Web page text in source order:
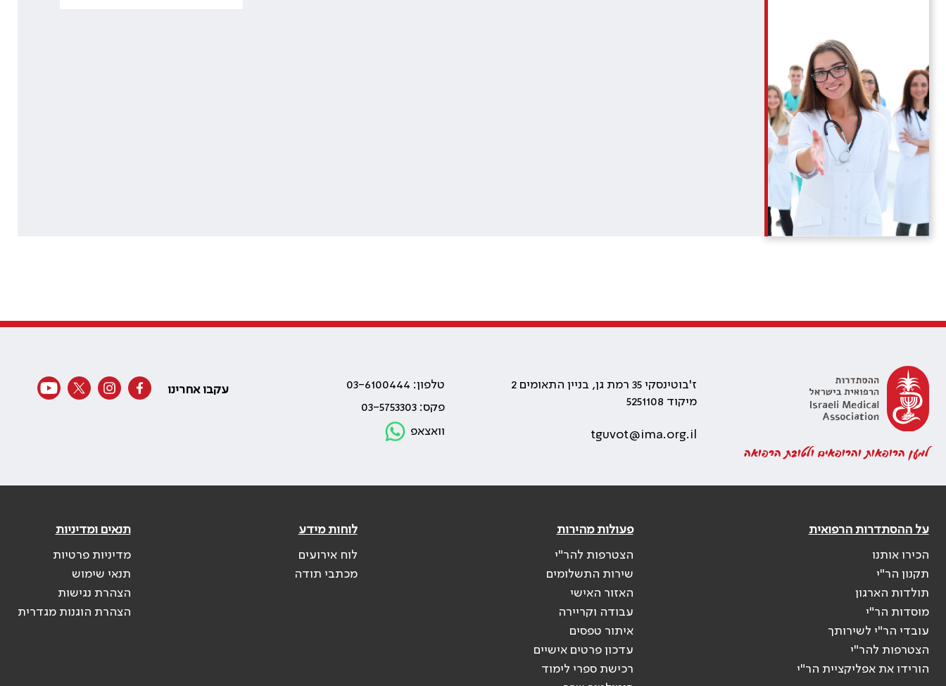
למען הרופאות והרופאים ולטובת הרפואה
ז'בוטינסקי 35 רמת גן, בניין התאומים 2
מיקוד 5251108
tguvot@ima.org.il
טלפון: 03-6100444
פקס: 03-5753303
וואצאפ
עקבו אחרינו
על ההסתדרות הרפואית
הכירו אותנו
תקנון הר"י
תולדות הארגון
מוסדות הר"י
עובדי הר"י לשירותך
הצטרפות להר"י
הורידו את אפליקציית הר"י
פעולות מהירות
הצטרפות להר"י
שירות התשלומים
האזור האישי
עבודה וקריירה
איתור טפסים
עדכון פרטים אישיים
רכישת ספרי לימוד
לוחות מידע
לוח אירועים
מכתבי תודה
תנאים ומדיניות
מדיניות פרטיות
תנאי שימוש
הצהרת נגישות
הצהרת הוגנות מגדרית